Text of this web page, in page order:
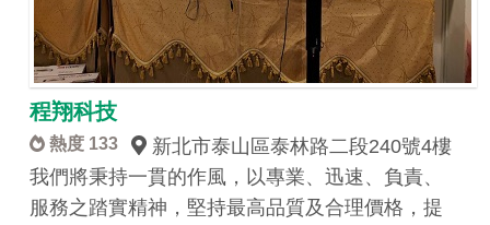
程翔科技
熱度 133
新北市泰山區泰林路二段240號4樓
我們將秉持一貫的作風，以專業、迅速、負責、
服務之踏實精神，堅持最高品質及合理價格，提